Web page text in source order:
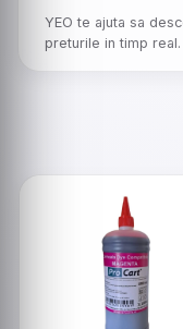
YEO te ajuta sa
preturile in timp real.